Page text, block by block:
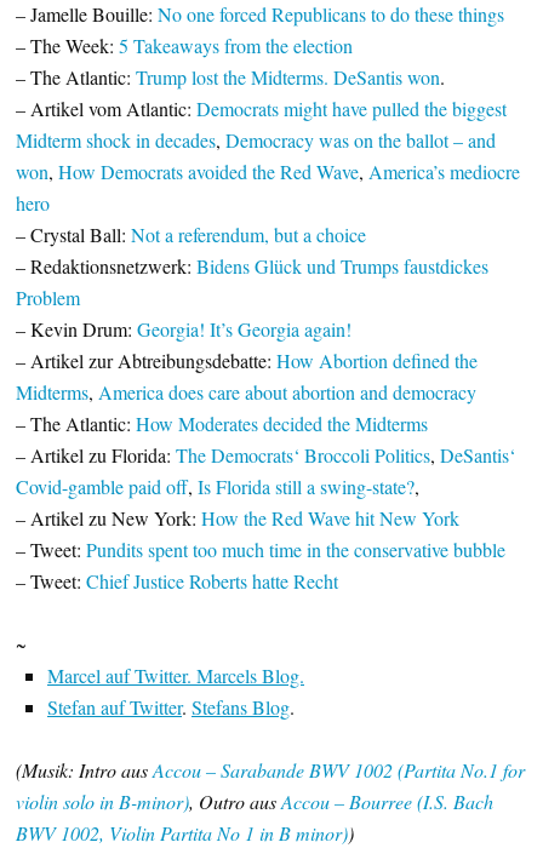
– Jamelle Bouille: No one forced Republicans to do these things
– The Week: 5 Takeaways from the election
– The Atlantic: Trump lost the Midterms. DeSantis won.
– Artikel vom Atlantic: Democrats might have pulled the biggest
Midterm shock in decades, Democracy was on the ballot – and
won, How Democrats avoided the Red Wave, America’s mediocre
hero
– Crystal Ball: Not a referendum, but a choice
– Redaktionsnetzwerk: Bidens Glück und Trumps faustdickes
Problem
– Kevin Drum: Georgia! It’s Georgia again!
– Artikel zur Abtreibungsdebatte: How Abortion defined the
Midterms, America does care about abortion and democracy
– The Atlantic: How Moderates decided the Midterms
– Artikel zu Florida: The Democrats‘ Broccoli Politics, DeSantis‘
Covid-gamble paid off, Is Florida still a swing-state?,
– Artikel zu New York: How the Red Wave hit New York
– Tweet: Pundits spent too much time in the conservative bubble
– Tweet: Chief Justice Roberts hatte Recht
~
Marcel auf Twitter. Marcels Blog.
Stefan auf Twitter. Stefans Blog.
(Musik: Intro ausAccou – Sarabande BWV 1002 (Partita No.1 for
violin solo in B-minor), Outro ausAccou – Bourree (I.S. Bach
BWV 1002, Violin Partita No 1 in B minor))